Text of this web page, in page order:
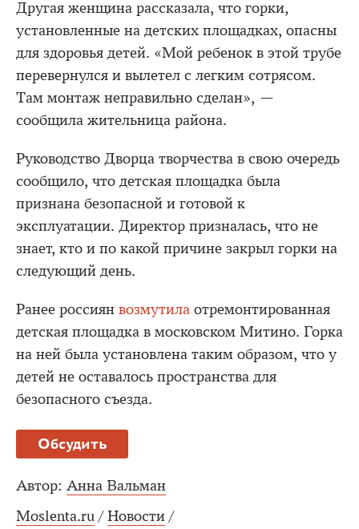
Другая женщина рассказала, что горки,
установленные на детских площадках, опасны
для здоровья детей. «Мой ребенок в этой трубе
перевернулся и вылетел с легким сотрясом.
Там монтаж неправильно сделан», —
сообщила жительница района.
Руководство Дворца творчества в свою очередь
сообщило, что детская площадка была
признана безопасной и готовой к
эксплуатации. Директор призналась, что не
знает, кто и по какой причине закрыл горки на
следующий день.
Ранее россиян возмутила отремонтированная
детская площадка в московском Митино. Горка
на ней была установлена таким образом, что у
детей не оставалось пространства для
безопасного съезда.
Обсудить
Автор: Анна Вальман
Moslenta.ru / Новости /